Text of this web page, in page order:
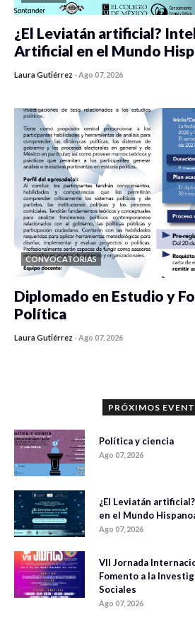
¿El Leviatán artificial?
Artificial en el Mundo
Laura Gutiérrez -Ago 07, 2026
CONVOCATORIAS
Diplomado en Estudio y
Política
Laura Gutiérrez -Ago 07, 2026
PRÓXIMOS
Política y ciencia
Ago 07, 2026
¿El Leviatán
en el Mundo
Ago 07, 2026
VII Jornada
Fomento a la
Sociales
Ago 07, 2026